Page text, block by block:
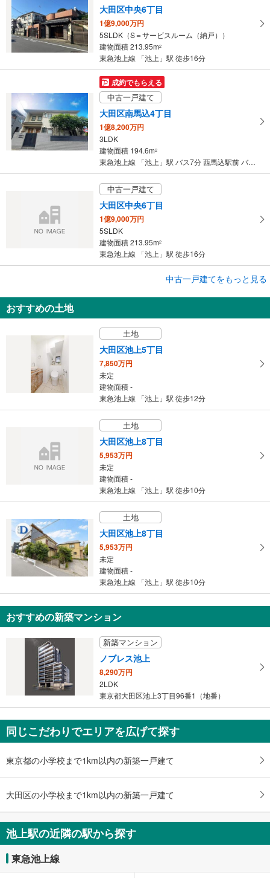
イ
ペ
ー
ジ
存
す
る
大田区中央6丁目
1億9,000万円
5SLDK（S＝サービスルーム（納戸））
建物面積 213.95m2
東急池上線 「池上」駅 徒歩16分
成約でもらえる
中古一戸建て
大田区南馬込4丁目
1億8,200万円
3LDK
建物面積 194.6m2
東急池上線 「池上」駅 バス7分 西馬込駅前 バス停下車 徒歩11分
中古一戸建て
大田区中央6丁目
1億9,000万円
5SLDK
建物面積 213.95m2
東急池上線 「池上」駅 徒歩16分
建物面積 213.95m2
東急池上線 「池上」駅 徒歩16分
中古一戸建てをもっと見る
おすすめの土地
土地
大田区池上5丁目
7,850万円
未定
建物面積 -
東急池上線 「池上」駅 徒歩12分
土地
大田区池上8丁目
5,953万円
未定
建物面積 -
東急池上線 「池上」駅 徒歩10分
土地
大田区池上8丁目
5,953万円
未定
建物面積 -
東急池上線 「池上」駅 徒歩10分
おすすめの新築マンション
新築マンション
ノブレス池上
8,290万円
2LDK
東京都大田区池上3丁目96番1（地番）
同じこだわりでエリアを広げて探す
東京都の小学校まで1km以内の新築一戸建て
大田区の小学校まで1km以内の新築一戸建て
池上駅の近隣の駅から探す
東急池上線